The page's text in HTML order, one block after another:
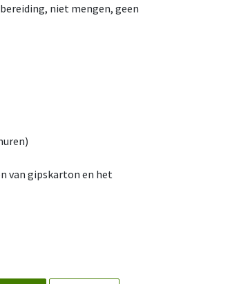
niet mengen, geen
van gipskarton en het